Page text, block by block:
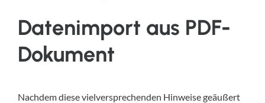
Datenimport aus PDF-
Dokument
Nachdem diese vielversprechenden Hinweise geäußert